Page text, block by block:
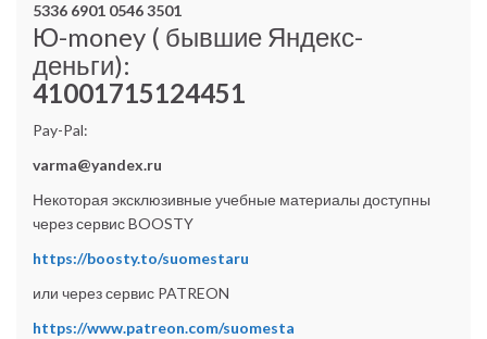
5336 6901 0546 3501
Ю-money ( бывшие Яндекс-
деньги):
41001715124451
Pay-Pal:
varma@yandex.ru
Некоторая эксклюзивные учебные материалы доступны
через сервис BOOSTY
https://boosty.to/suomestaru
или через сервис PATREON
https://www.patreon.com/suomesta